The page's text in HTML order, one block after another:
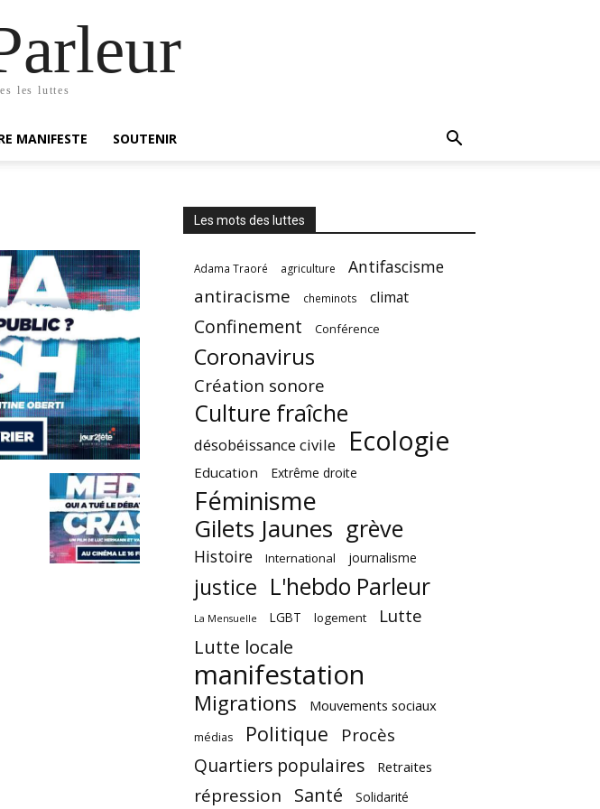
les luttes
MANIFESTE SOUTENIR
Les mots des luttes
Adama Traoré agriculture Antifascisme
antiracisme cheminots climat
Confinement Conférence
Coronavirus
Création sonore
Culture fraîche
désobéissance civile Ecologie
Education Extrême droite
Féminisme
Gilets Jaunes grève
Histoire International journalisme
justice L'hebdo Parleur
La Mensuelle LGBT logement Lutte
Lutte locale
manifestation
Migrations Mouvements sociaux
médias Politique Procès
Quartiers populaires Retraites
répression Santé Solidarité